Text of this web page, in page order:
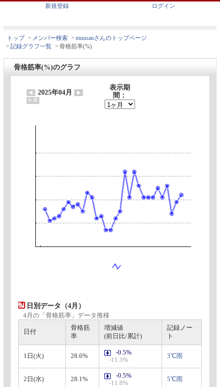
新規登録 ログイン
トップ > メンバー検索 > muusanさんのトップページ
> 記録グラフ一覧 > 骨格筋率(%)
骨格筋率(%)のグラフ
2025年04月
表示期
間：
日別データ（4月）
4月の「骨格筋率」データ推移
日付
骨格筋
率
増減値
(前日比/累計)
記録ノー
ト
1日(火) 28.6%
-0.5%
-11.3%
3℃雨
2日(水) 28.1%
-0.5%
-11.8%
5℃雨